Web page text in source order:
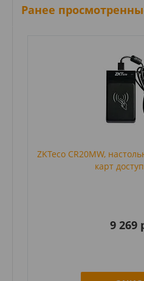
Ранее
ZKTeco CR20MW,
карт
9 269